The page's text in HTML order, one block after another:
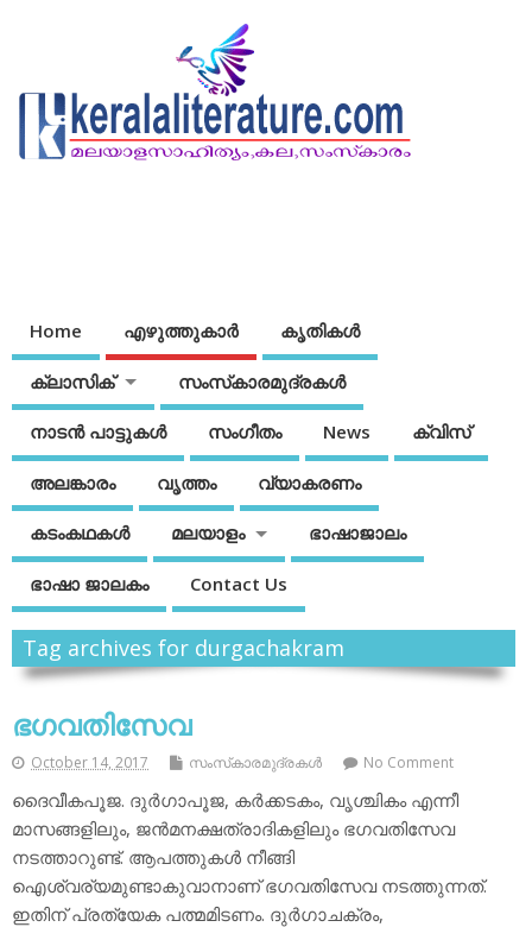
Home എഴുത്തുകാര്‍ കൃതികൾ
ക്ലാസിക് സംസ്‌കാരമുദ്രകള്‍
നാടന്‍ പാട്ടുകള്‍ സംഗീതം News ക്വിസ്
അലങ്കാരം വൃത്തം വ്യാകരണം
കടംകഥകള്‍ മലയാളം ഭാഷാജാലം
ഭാഷാ ജാലകം Contact Us
Tag archives for durgachakram
ഭഗവതിസേവ
October 14, 2017 സംസ്‌കാരമുദ്രകള്‍ No Comment
ദൈവീകപൂജ. ദുര്‍ഗാപൂജ, കര്‍ക്കടകം, വൃശ്ചികം എന്നീ
മാസങ്ങളിലും, ജന്‍മനക്ഷത്രാദികളിലും ഭഗവതിസേവ
നടത്താറുണ്ട്. ആപത്തുകള്‍ നീങ്ങി
ഐശ്വര്യമുണ്ടാകുവാനാണ് ഭഗവതിസേവ നടത്തുന്നത്.
ഇതിന് പ്രത്യേക പത്മമിടണം. ദുര്‍ഗാചക്രം,